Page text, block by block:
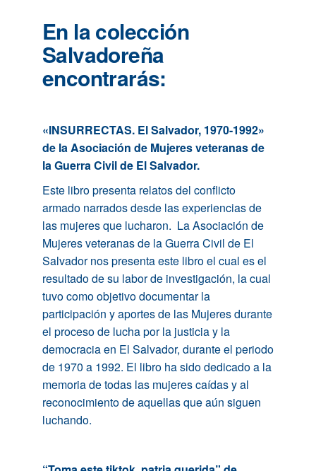
En la colección
Salvadoreña
encontrarás:
«INSURRECTAS. El Salvador, 1970-1992»
de la Asociación de Mujeres veteranas de
la Guerra Civil de El Salvador.
Este libro presenta relatos del conflicto
armado narrados desde las experiencias de
las mujeres que lucharon. La Asociación de
Mujeres veteranas de la Guerra Civil de El
Salvador nos presenta este libro el cual es el
resultado de su labor de investigación, la cual
tuvo como objetivo documentar la
participación y aportes de las Mujeres durante
el proceso de lucha por la justicia y la
democracia en El Salvador, durante el periodo
de 1970 a 1992. El libro ha sido dedicado a la
memoria de todas las mujeres caídas y al
reconocimiento de aquellas que aún siguen
luchando.